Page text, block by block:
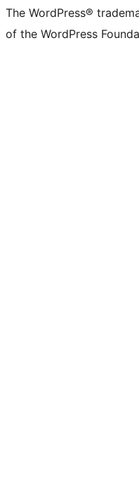
The WordPress®
of the WordPress